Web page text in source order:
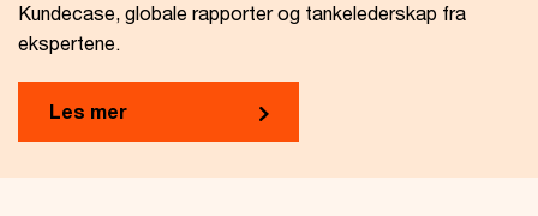
Kundecase, globale rapporter og tankelederskap fra
ekspertene.
Les mer